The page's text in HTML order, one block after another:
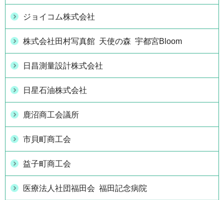
ジョイコム株式会社
株式会社田村写真館 天使の森 宇都宮Bloom
日昌測量設計株式会社
日星石油株式会社
鹿沼商工会議所
市貝町商工会
益子町商工会
医療法人社団福田会 福田記念病院